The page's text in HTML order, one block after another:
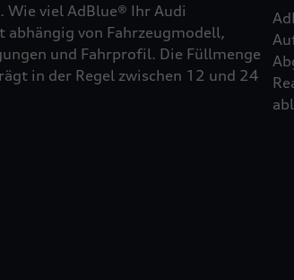
Wie viel AdBlue® Ihr Audi
abhängig von Fahrzeugmodell,
und Fahrprofil. Die Füllmenge
in der Regel zwischen 12 und 24